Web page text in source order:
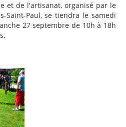
et de l'artisanat, organisé par le
Saint-Paul, se tiendra le samedi
27 septembre de 10h à 18h